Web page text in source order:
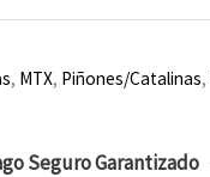
, MTX, Piñones/Catalinas,
Seguro Garantizado